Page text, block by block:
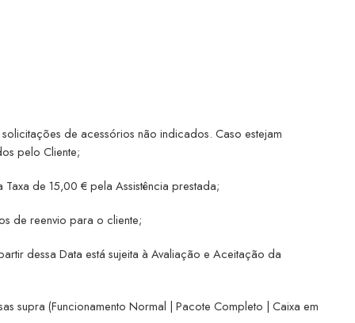
de acessórios não indicados. Caso estejam
pelo Cliente;
de 15,00 € pela Assistência prestada;
de reenvio para o cliente;
dessa Data está sujeita à Avaliação e Aceitação da
supra (Funcionamento Normal | Pacote Completo | Caixa em